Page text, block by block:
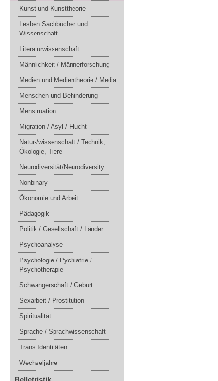
Kunst und Kunsttheorie
Lesben Sachbücher und
Wissenschaft
Literaturwissenschaft
Männlichkeit / Männerforschung
Medien und Medientheorie / Media
Menschen und Behinderung
Menstruation
Migration / Asyl / Flucht
Natur-/wissenschaft / Technik,
Ökologie, Tiere
Neurodiversität/Neurodiversity
Nonbinary
Ökonomie und Arbeit
Pädagogik
Politik / Gesellschaft / Länder
Psychoanalyse
Psychologie / Pychiatrie /
Psychotherapie
Schwangerschaft / Geburt
Sexarbeit / Prostitution
Spiritualität
Sprache / Sprachwissenschaft
Trans Identitäten
Wechseljahre
Belletristik